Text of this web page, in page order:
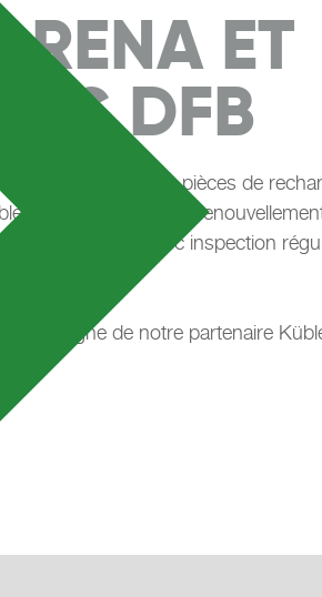
ET
DFB
de services ou de pièces de
et de granulat ou le
d'entretien avec inspection
en ligne de notre partenaire